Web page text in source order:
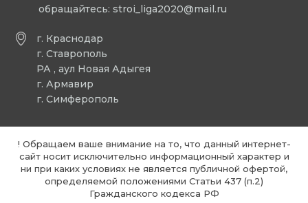
г. Краснодар
г. Ставрополь
РА , аул Новая Адыгея
г. Армавир
г. Симферополь
обращайтесь: stroi_liga2020@mail.ru
! Обращаем ваше внимание на то, что данный интернет-
сайт носит исключительно информационный характер и
ни при каких условиях не является публичной офертой,
определяемой положениями Статьи 437 (п.2)
Гражданского кодекса РФ